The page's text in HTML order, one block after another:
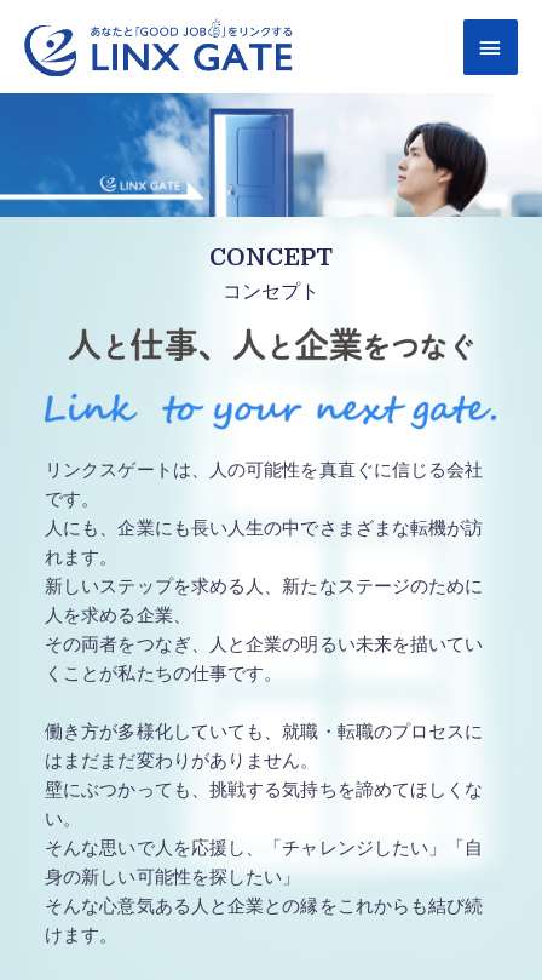
ス
メ
ン
メ
CONCEPT
コンセプト
リンクスゲートは、人の可能性を真直ぐに信じる会社
です。
人にも、企業にも長い人生の中でさまざまな転機が訪
れます。
新しいステップを求める人、新たなステージのために
人を求める企業、
その両者をつなぎ、人と企業の明るい未来を描いてい
くことが私たちの仕事です。
働き方が多様化していても、就職・転職のプロセスに
はまだまだ変わりがありません。
壁にぶつかっても、挑戦する気持ちを諦めてほしくな
い。
そんな思いで人を応援し、「チャレンジしたい」「自
身の新しい可能性を探したい」
そんな心意気ある人と企業との縁をこれからも結び続
けます。